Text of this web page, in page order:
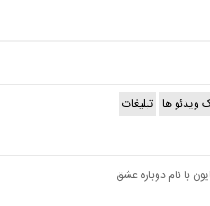
ویدئو ها تبلیغات
با نام دوباره عشق